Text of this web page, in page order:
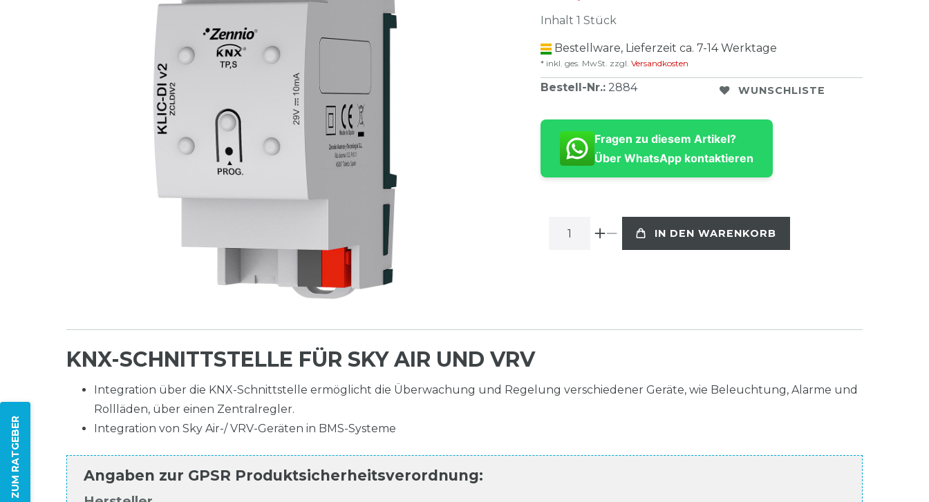
ZUM RATGEBER
Inhalt 1 Stück
Bestellware, Lieferzeit ca. 7-14 Werktage
* inkl. ges. MwSt. zzgl. Versandkosten
Bestell-Nr.: 2884 WUNSCHLISTE
Fragen zu diesem Artikel?
Über WhatsApp kontaktieren
IN DEN WARENKORB
KNX-SCHNITTSTELLE FÜR SKY AIR UND VRV
Integration über die KNX-Schnittstelle ermöglicht die Überwachung und Regelung verschiedener Geräte, wie Beleuchtung, Alarme und
Rollläden, über einen Zentralregler.
Integration von Sky Air-/ VRV-Geräten in BMS-Systeme
Angaben zur GPSR Produktsicherheitsverordnung: